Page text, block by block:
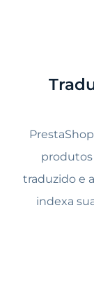
produtos
traduzido e
indexa